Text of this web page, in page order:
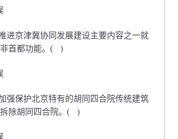
京津冀协同发展建设主要内容之一就
非首都功能。( )
保护北京特有的胡同四合院传统建筑
拆除胡同四合院。( )